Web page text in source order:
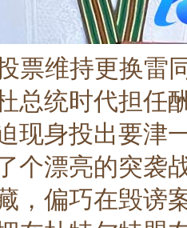
票维持更换雷
总统时代担任
现身投出要津
个漂亮的突袭
，偏巧在毁谤